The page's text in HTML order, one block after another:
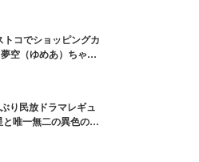
トコでショッピングカ
空（ゆめあ）ちゃん
」の声
り民放ドラマレギュ
唯一無二の異色のバ